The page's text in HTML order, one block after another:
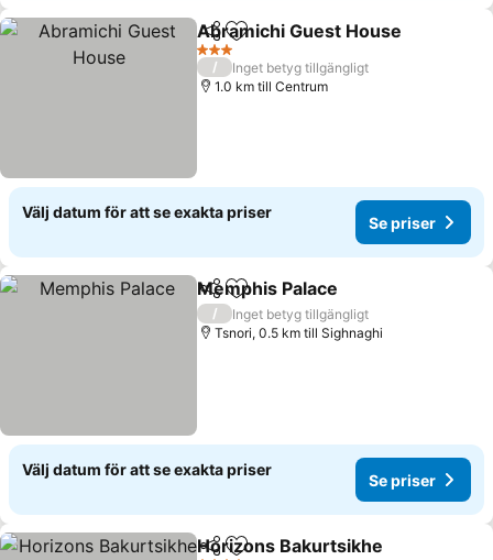
Dela Lägg till i Mina Favoriter
Abramichi Guest House
3 Stjärnor
/
Inget betyg tillgängligt
1.0 km till Centrum
Välj datum för att se exakta priser
Se priser
Dela Lägg till i Mina Favoriter
Memphis Palace
/
Inget betyg tillgängligt
Tsnori, 0.5 km till Sighnaghi
Välj datum för att se exakta priser
Se priser
Dela
Horizons Bakurtsikhe